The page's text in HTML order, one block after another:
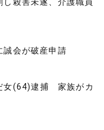
誠会が破産申請
女(64)逮捕 家族がカ